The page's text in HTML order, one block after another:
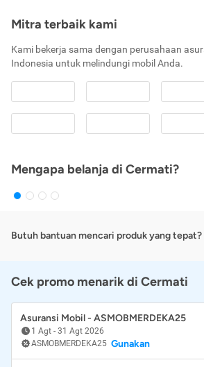
Mitra terbaik kami
Kami bekerja sama dengan perusahaan
Indonesia untuk melindungi mobil Anda.
Mengapa belanja di Cermati?
Butuh bantuan mencari produk yang tepat?
Cek promo menarik di Cermati
Asuransi Mobil - ASMOBMERDEKA25
1 Agt - 31 Agt 2026
ASMOBMERDEKA25 Gunakan